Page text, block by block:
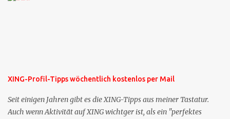
XING-Profil-Tipps wöchentlich kostenlos per Mail
Seit einigen Jahren gibt es die XING-Tipps aus meiner Tastatur.
Auch wenn Aktivität auf XING wichtger ist, als ein "perfektes